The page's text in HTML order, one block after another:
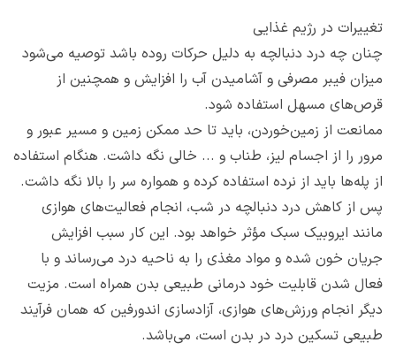
تغییرات در رژیم غذایی
چنان چه درد دنبالچه به دلیل حرکات روده باشد توصیه می‌شود
میزان فیبر مصرفی و آشامیدن آب را افزایش و همچنین از
قرص‌‌های مسهل استفاده شود.
ممانعت از زمین‌خوردن، باید تا حد ممکن زمین و مسیر عبور و
مرور را از اجسام لیز، طناب و ... خالی نگه داشت. هنگام استفاده
از پله‌‌ها باید از نرده استفاده کرده و همواره سر را بالا نگه داشت.
پس از کاهش درد دنبالچه در شب، انجام فعالیت‌‌های هوازی
مانند ایروبیک سبک مؤثر خواهد بود. این کار سبب افزایش
جریان خون شده و مواد مغذی را به ناحیه درد می‌رساند و با
فعال شدن قابلیت خود درمانی طبیعی بدن همراه است. مزیت
دیگر انجام ورزش‌‌های هوازی، آزادسازی اندورفین که همان فرآیند
طبیعی تسکین درد در بدن است، می‌باشد.